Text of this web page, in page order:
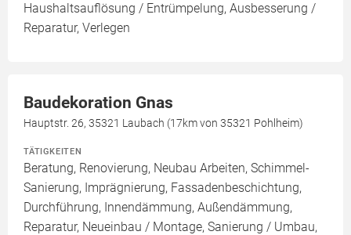
Haushaltsauflösung / Entrümpelung, Ausbesserung /
Reparatur, Verlegen
Baudekoration Gnas
Hauptstr. 26, 35321 Laubach (17km von 35321 Pohlheim)
TÄTIGKEITEN
Beratung, Renovierung, Neubau Arbeiten, Schimmel-
Sanierung, Imprägnierung, Fassadenbeschichtung,
Durchführung, Innendämmung, Außendämmung,
Reparatur, Neueinbau / Montage, Sanierung / Umbau,